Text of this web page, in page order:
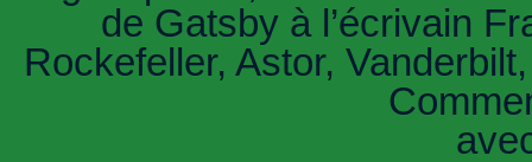
de Gatsby à l’écrivain
Rockefeller, Astor,